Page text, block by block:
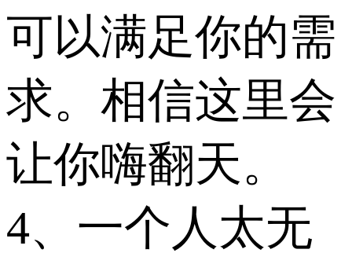
可以满足你的需
求。相信这里会
让你嗨翻天。
4、一个人太无